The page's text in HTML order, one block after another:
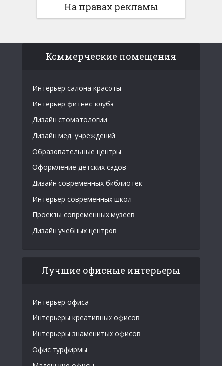
На правах рекламы
Коммерческие помещения
Интерьер салона красоты
Интерьер фитнес-клуба
Дизайн стоматологии
Дизайн мед. учреждений
Образовательные центры
Оформление детских садов
Дизайн современных библиотек
Интерьер современных школ
Проекты современных музеев
Дизайн учебных центров
Лучшие офисные интерьеры
Интерьер офиса
Интерьеры креативных офисов
Интерьеры знаменитых офисов
Офис турфирмы